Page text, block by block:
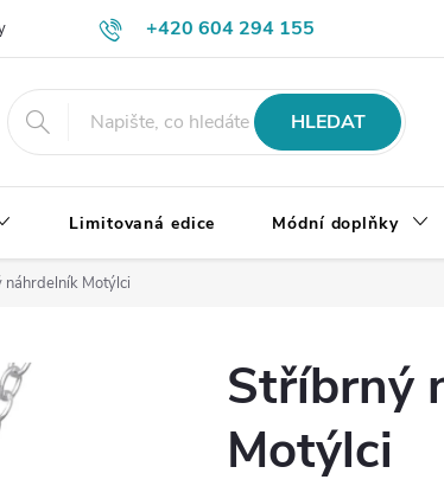
+420 604 294 155
Výměna, vrácení a reklamace zboží
HLEDAT
Limitovaná edice Módní doplňky
náhrdelník Motýlci
Stříbrný
Motýlci